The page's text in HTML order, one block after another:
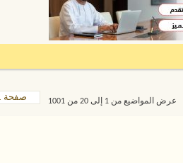
صفحة 1 من 51 عرض المواضيع من 1 إلى 20 من 1001